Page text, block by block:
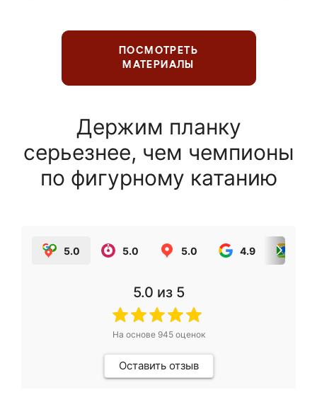
ПОСМОТРЕТЬ
МАТЕРИАЛЫ
Держим планку
серьезнее, чем чемпионы
по фигурному катанию
5.0 5.0 5.0 4.9
5.0 из 5
На основе 945оценок
Оставить отзыв